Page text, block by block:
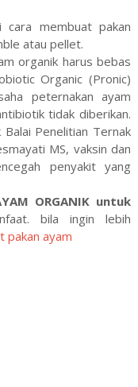
cara membuat pakan
atau pellet.
organik harus bebas
Organic (Pronic)
peternakan ayam
tidak diberikan.
Penelitian Ternak
MS, vaksin dan
penyakit yang
ORGANIK untuk
bila ingin lebih
pakan ayam